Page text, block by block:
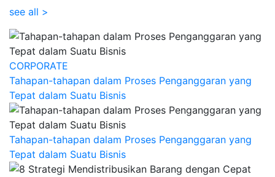
see all >
CORPORATE
Tahapan-tahapan dalam Proses Penganggaran yang
Tepat dalam Suatu Bisnis
Tahapan-tahapan dalam Proses Penganggaran yang
Tepat dalam Suatu Bisnis